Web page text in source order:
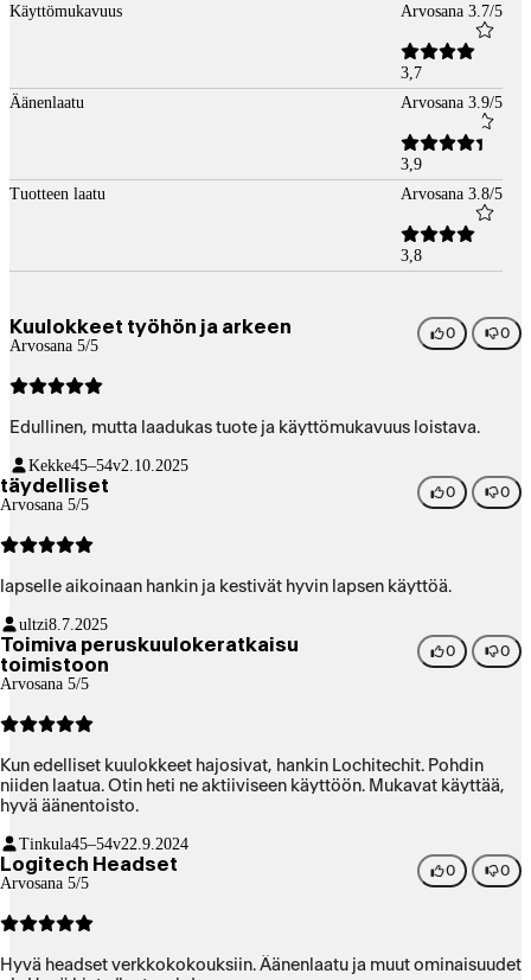
Käyttömukavuus Arvosana 3.7/5
3,7
Äänenlaatu
Arvosana 3.9/5
3,9
Tuotteen laatu
Arvosana 3.8/5
3,8
Kuulokkeet työhön ja arkeen
Arvosana 5/5
0 0
Edullinen, mutta laadukas tuote ja käyttömukavuus loistava.
Kekke45–54v2.10.2025
täydelliset
Arvosana 5/5
0 0
lapselle aikoinaan hankin ja kestivät hyvin lapsen käyttöä.
ultzi8.7.2025
Toimiva peruskuulokeratkaisu
toimistoon
Arvosana 5/5
0 0
Kun edelliset kuulokkeet hajosivat, hankin Lochitechit. Pohdin
niiden laatua. Otin heti ne aktiiviseen käyttöön. Mukavat käyttää,
hyvä äänentoisto.
Tinkula45–54v22.9.2024
Logitech Headset
Arvosana 5/5
0 0
Hyvä headset verkkokokouksiin. Äänenlaatu ja muut ominaisuudet